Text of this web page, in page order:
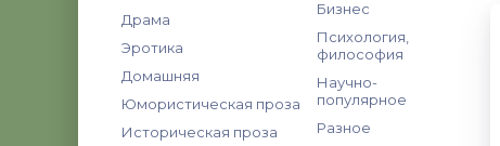
Драма
Эротика
Домашняя
Юмористическая проза
Историческая проза
Бизнес
Психология,
философия
Научно-
популярное
Разное